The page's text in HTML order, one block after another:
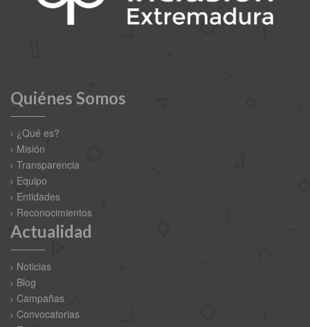
Quiénes Somos
¿Qué es?
Misión
Transparencia
Equipo
Entidades
Reconocimientos
Actualidad
Noticias
Blog
Campañas
Convocatorias